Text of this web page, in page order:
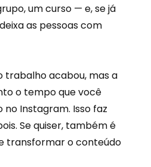
um curso — e, se já
as pessoas com
trabalho acabou, mas a
o tempo que você
no Instagram. Isso faz
Se quiser, também é
transformar o conteúdo